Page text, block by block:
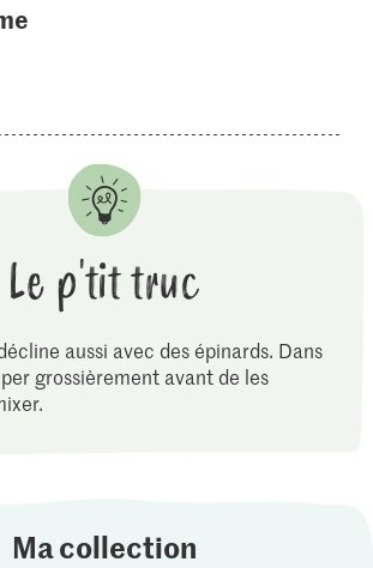
Le p'tit truc
aussi avec des épinards. Dans
grossièrement avant de les
Ma collection